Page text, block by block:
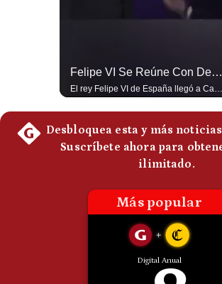
Felipe VI Se Reúne Con De La Espriella Antes De La Investidura | Gestión Mundo